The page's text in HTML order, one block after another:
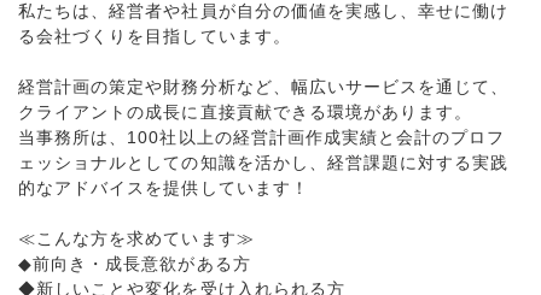
私たちは、経営者や社員が自分の価値を実感し、幸せに働け
る会社づくりを目指しています。
経営計画の策定や財務分析など、幅広いサービスを通じて、
クライアントの成長に直接貢献できる環境があります。
当事務所は、100社以上の経営計画作成実績と会計のプロフ
ェッショナルとしての知識を活かし、経営課題に対する実践
的なアドバイスを提供しています！
≪こんな方を求めています≫
◆前向き・成長意欲がある方
◆新しいことや変化を受け入れられる方